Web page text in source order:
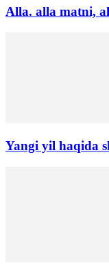
Alla. alla matni,
Yangi yil haqida